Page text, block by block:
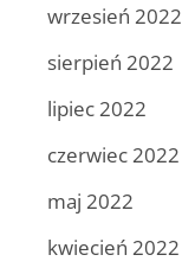
wrzesień 2022
sierpień 2022
lipiec 2022
czerwiec 2022
maj 2022
kwiecień 2022